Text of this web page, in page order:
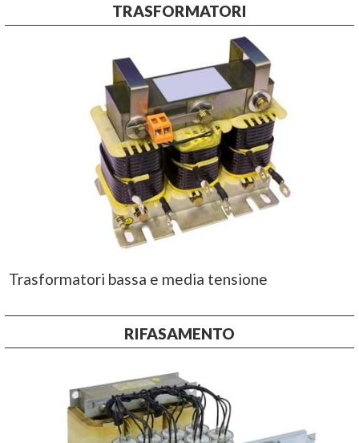
TRASFORMATORI
Trasformatori bassa e media tensione
RIFASAMENTO